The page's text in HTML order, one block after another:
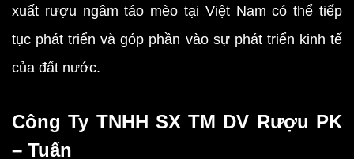
xuất rượu ngâm táo mèo tại Việt Nam có thể tiếp
tục phát triển và góp phần vào sự phát triển kinh tế
của đất nước.
Công Ty TNHH SX TM DV Rượu PK
– Tuấn